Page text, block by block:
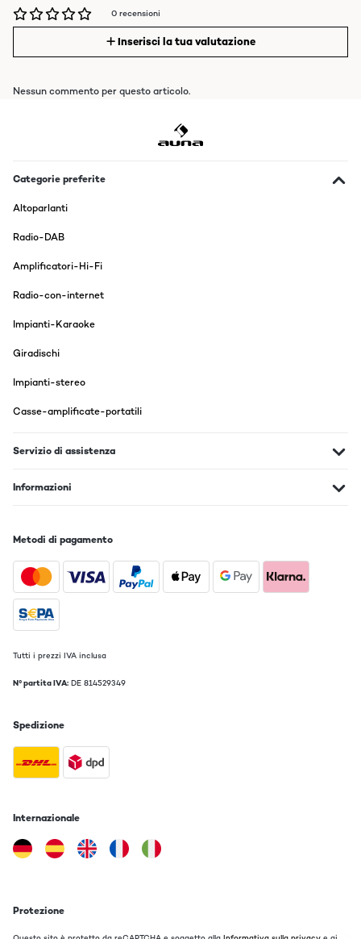
0 recensioni
Inserisci la tua valutazione
Nessun commento per questo articolo.
Categorie preferite
Altoparlanti
Radio-DAB
Amplificatori-Hi-Fi
Radio-con-internet
Impianti-Karaoke
Giradischi
Impianti-stereo
Casse-amplificate-portatili
Servizio di assistenza
Informazioni
Metodi di pagamento
Tutti i prezzi IVA inclusa
N° partita IVA: DE 814529349
Spedizione
Internazionale
Protezione